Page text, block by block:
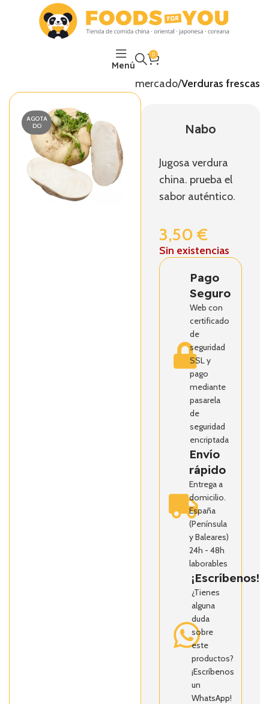
Menú
0
El mercado Verduras frescas
AGOTA
DO
Nabo
Jugosa verdura
china. prueba el
sabor auténtico.
3,50€
Sin existencias
Pago
Seguro
Web con
certificado
de
seguridad
SSL y
pago
mediante
pasarela
de
seguridad
encriptada
Envío
rápido
Entrega a
domicilio.
España
(Península
y Baleares)
24h - 48h
laborables
¡Escríbenos!
¿Tienes
alguna
duda
sobre
este
productos?
¡Escríbenos
un
WhatsApp!